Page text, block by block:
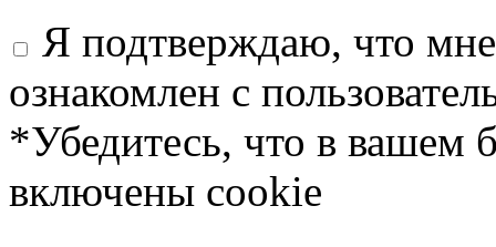
Я подтверждаю, что
ознакомлен с
*Убедитесь, что в вашем
включены cookie